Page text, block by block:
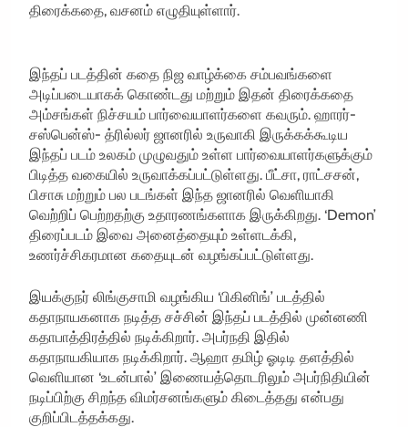
திரைக்கதை, வசனம் எழுதியுள்ளார்.
இந்தப் படத்தின் கதை நிஜ வாழ்க்கை சம்பவங்களை
அடிப்படையாகக் கொண்டது மற்றும் இதன் திரைக்கதை
அம்சங்கள் நிச்சயம் பார்வையாளர்களை கவரும். ஹாரர்-
சஸ்பென்ஸ்- த்ரில்லர் ஜானரில் உருவாகி இருக்கக்கூடிய
இந்தப் படம் உலகம் முழுவதும் உள்ள பார்வையாளர்களுக்கும்
பிடித்த வகையில் உருவாக்கப்பட்டுள்ளது. பீட்சா, ராட்சசன்,
பிசாசு மற்றும் பல படங்கள் இந்த ஜானரில் வெளியாகி
வெற்றிப் பெற்றதற்கு உதாரணங்களாக இருக்கிறது. ‘Demon’
திரைப்படம் இவை அனைத்தையும் உள்ளடக்கி,
உணர்ச்சிகரமான கதையுடன் வழங்கப்பட்டுள்ளது.
இயக்குநர் லிங்குசாமி வழங்கிய ‘பிகினிங்’ படத்தில்
கதாநாயகனாக நடித்த சச்சின் இந்தப் படத்தில் முன்னணி
கதாபாத்திரத்தில் நடிக்கிறார். அபர்நதி இதில்
கதாநாயகியாக நடிக்கிறார். ஆஹா தமிழ் ஓடிடி தளத்தில்
வெளியான ‘உடன்பால்’ இணையத்தொடரிலும் அபர்நிதியின்
நடிப்பிற்கு சிறந்த விமர்சனங்களும் கிடைத்தது என்பது
குறிப்பிடத்தக்கது.